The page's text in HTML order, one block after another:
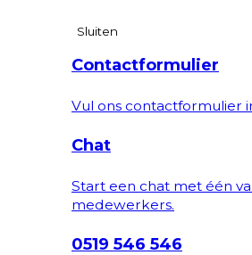
Sluiten
Contactformulier
Vul ons contactformulier
Chat
Start een chat met één
medewerkers.
0519 546 546